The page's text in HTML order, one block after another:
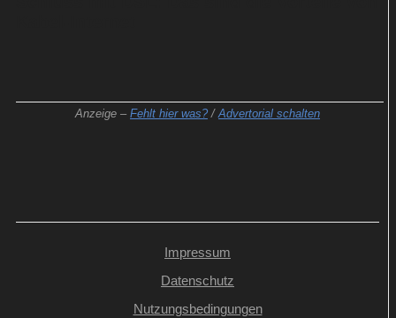
Anzeige – Fehlt hier was? /Advertorial schalten
Impressum
Datenschutz
Nutzungsbedingungen